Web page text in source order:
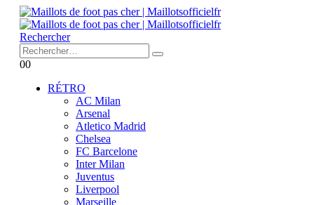
Rechercher
00
RÉTRO
AC Milan
Arsenal
Atletico Madrid
Chelsea
FC Barcelone
Inter Milan
Juventus
Liverpool
Marseille